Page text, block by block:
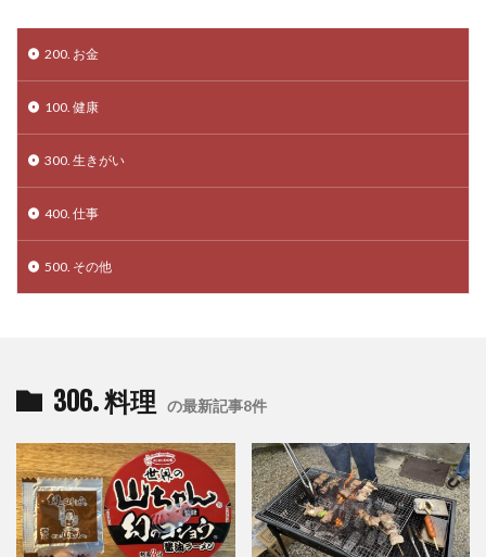
200. お金
100. 健康
300. 生きがい
400. 仕事
500. その他
306. 料理 の最新記事8件